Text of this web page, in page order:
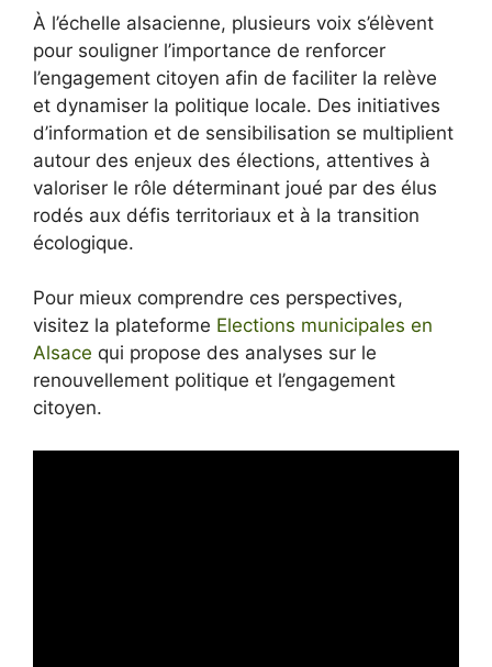
À l’échelle alsacienne, plusieurs voix s’élèvent
pour souligner l’importance de renforcer
l’engagement citoyen afin de faciliter la relève
et dynamiser la politique locale. Des initiatives
d’information et de sensibilisation se multiplient
autour des enjeux des élections, attentives à
valoriser le rôle déterminant joué par des élus
rodés aux défis territoriaux et à la transition
écologique.
Pour mieux comprendre ces perspectives,
visitez la plateforme Elections municipales en
Alsace qui propose des analyses sur le
renouvellement politique et l’engagement
citoyen.